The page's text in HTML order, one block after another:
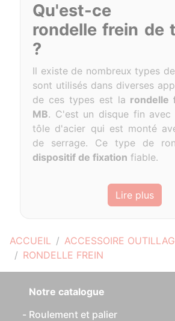
ACCUEIL ACCESSOIRE
RONDELLE FREIN
Qu'est-ce
rondelle frein de
?
Il existe de nombreux types
sont utilisés dans diverses
de ces types est la rondelle
MB. C'est un disque fin avec
tôle d'acier qui est monté
de serrage. Ce type de
dispositif de fixation fiable.
Lire plus
Notre catalogue
Roulement et palier